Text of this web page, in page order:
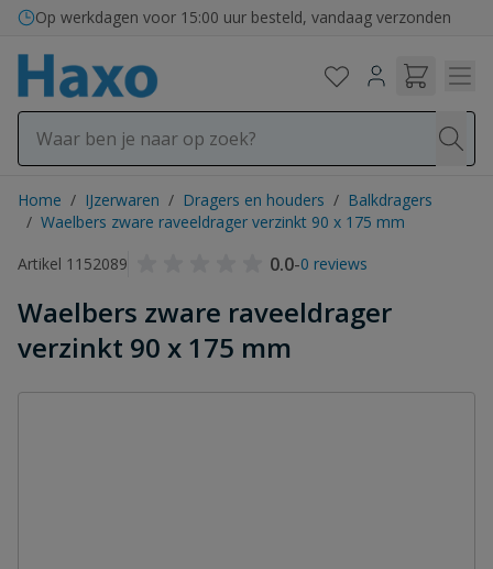
Ga naar de inhoud
Op werkdagen voor 15:00 uur besteld, vandaag verzonden
Home / IJzerwaren / Dragers en houders / Balkdragers
/ Waelbers zware raveeldrager verzinkt 90 x 175 mm
Artikel 1152089
0.0-0 reviews
Waelbers zware raveeldrager
verzinkt 90 x 175 mm